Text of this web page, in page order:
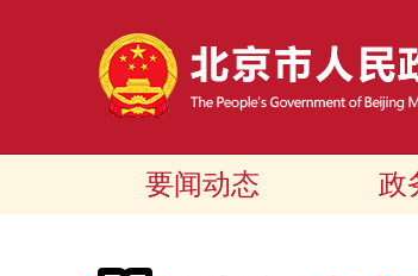
要闻动态 政